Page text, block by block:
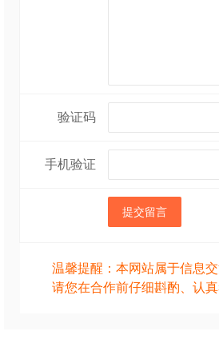
验证码
手机验证
提交留言
温馨提醒：本网站属于信息
请您在合作前仔细斟酌、认